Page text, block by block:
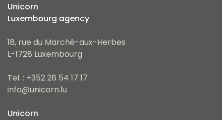
Unicorn
Luxembourg agency
18, rue du Marché-aux-Herbes
L-1728 Luxembourg
Tel. : +352 26 54 17 17
info@unicorn.lu
Unicorn